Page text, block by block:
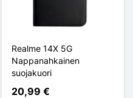
Realme 14X 5G
Nappanahkainen
suojakuori
20,99 €